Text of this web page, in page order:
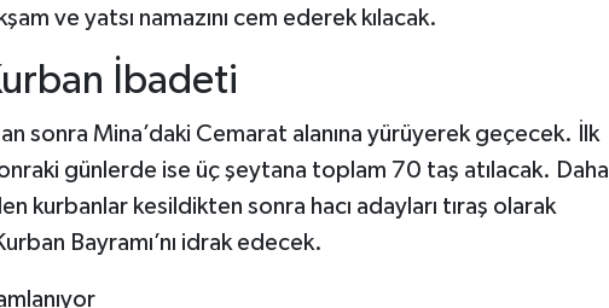
ve yatsı namazını cem ederek kılacak.
İbadeti
sonra Mina’daki Cemarat alanına yürüyerek geçecek. İlk
günlerde ise üç şeytana toplam 70 taş atılacak. Daha
kurbanlar kesildikten sonra hacı adayları tıraş olarak
Bayramı’nı idrak edecek.